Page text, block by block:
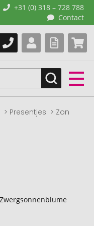
+31 (0) 318 – 728 788
Contact
Presentjes
Zon